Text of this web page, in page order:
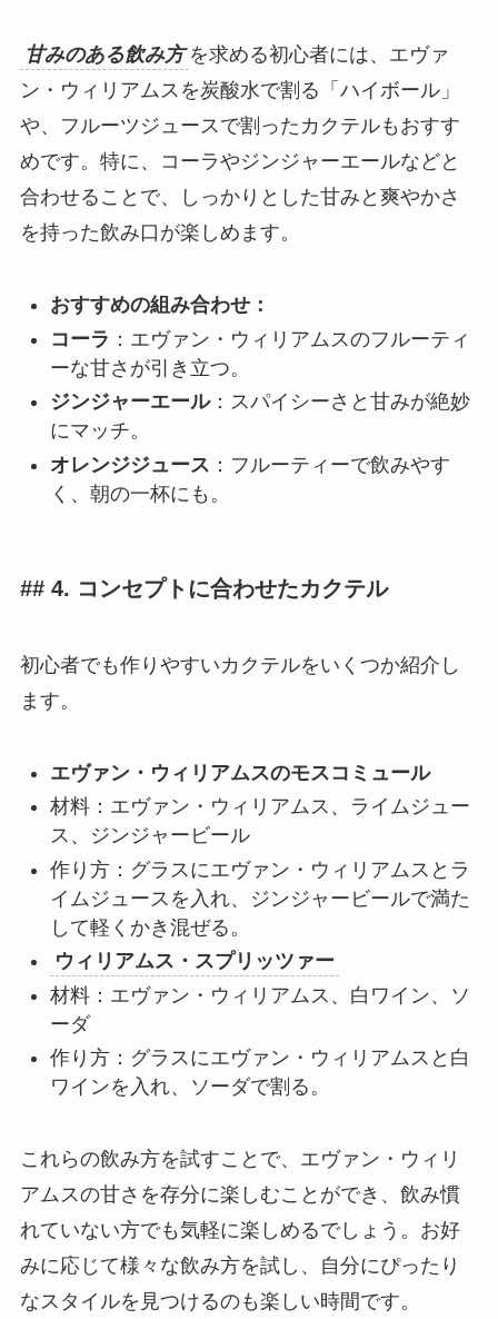
甘みのある飲み方 を求める初心者には、エヴァ
ン・ウィリアムスを炭酸水で割る「ハイボール」
や、フルーツジュースで割ったカクテルもおすす
めです。特に、コーラやジンジャーエールなどと
合わせることで、しっかりとした甘みと爽やかさ
を持った飲み口が楽しめます。
おすすめの組み合わせ：
コーラ ：エヴァン・ウィリアムスのフルーティ
ーな甘さが引き立つ。
ジンジャーエール：スパイシーさと甘みが絶妙
にマッチ。
オレンジジュース ：フルーティーで飲みやす
く、朝の一杯にも。
## 4. コンセプトに合わせたカクテル
初心者でも作りやすいカクテルをいくつか紹介し
ます。
エヴァン・ウィリアムスのモスコミュール
材料：エヴァン・ウィリアムス、ライムジュー
ス、ジンジャービール
作り方：グラスにエヴァン・ウィリアムスとラ
イムジュースを入れ、ジンジャービールで満た
して軽くかき混ぜる。
ウィリアムス・スプリッツァー
材料：エヴァン・ウィリアムス、白ワイン、ソ
ーダ
作り方：グラスにエヴァン・ウィリアムスと白
ワインを入れ、ソーダで割る。
これらの飲み方を試すことで、エヴァン・ウィリ
アムスの甘さを存分に楽しむことができ、飲み慣
れていない方でも気軽に楽しめるでしょう。お好
みに応じて様々な飲み方を試し、自分にぴったり
なスタイルを見つけるのも楽しい時間です。